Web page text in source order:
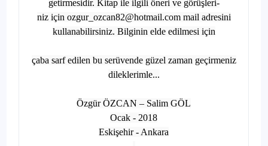
getirmesidir. Kitap ile ilgili öneri ve görüşleri-
niz için ozgur_ozcan82@hotmail.com mail adresini
kullanabilirsiniz. Bilginin elde edilmesi için
çaba sarf edilen bu serüvende güzel zaman geçirmeniz
dileklerimle...
Özgür ÖZCAN – Salim GÖL
Ocak - 2018
Eskişehir - Ankara